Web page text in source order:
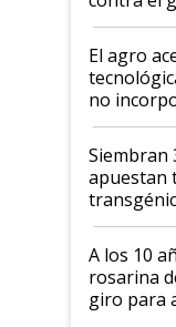
desafío
El agro
no
perder el
Siembran
apuestan
por
semillero
A los 10
rosarina
giro para